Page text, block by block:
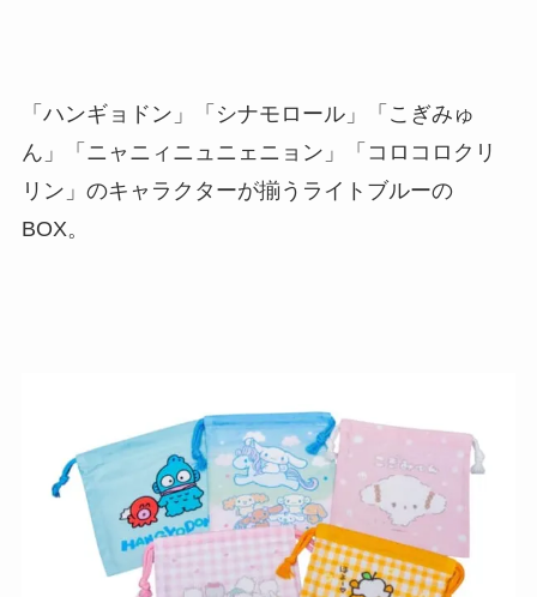
「ハンギョドン」「シナモロール」「こぎみゅ
ん」「ニャニィニュニェニョン」「コロコロクリ
リン」のキャラクターが揃うライトブルーの
BOX。